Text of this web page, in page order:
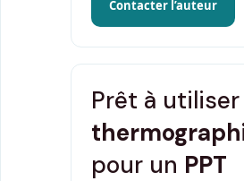
Contacter l’auteur
Prêt à utiliser
pour un PPT